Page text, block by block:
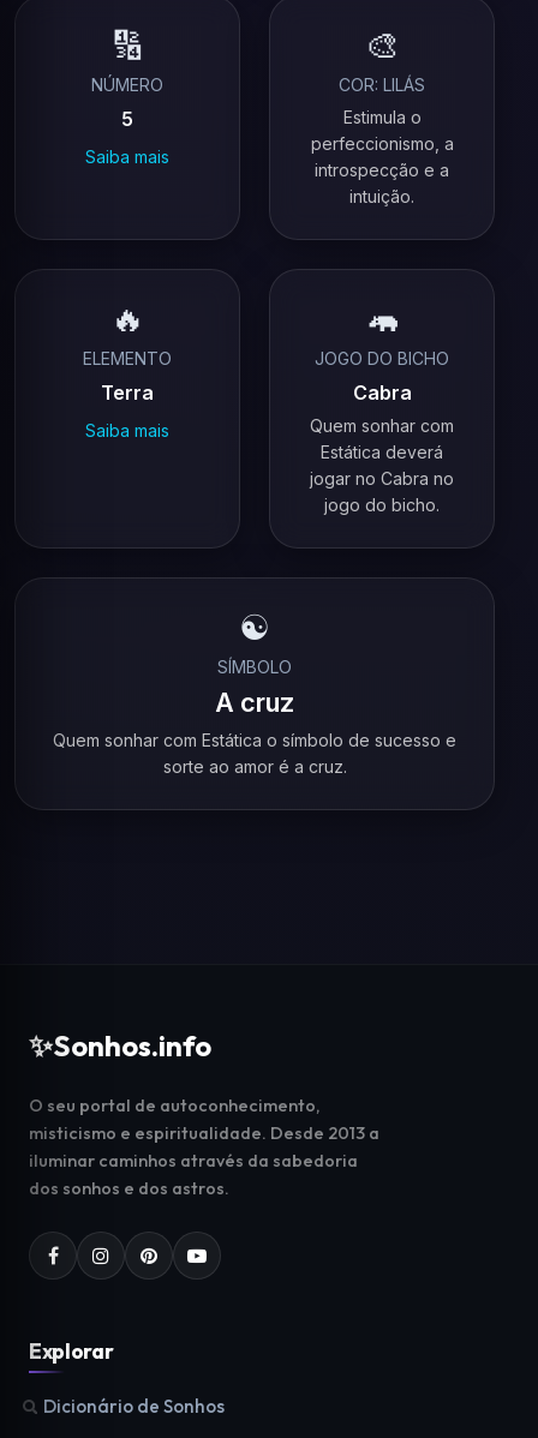
🔢
NÚMERO
5
Saiba mais
🎨
COR: LILÁS
Estimula o
perfeccionismo, a
introspecção e a
intuição.
🔥
ELEMENTO
Terra
Saiba mais
🦛
JOGO DO BICHO
Cabra
Quem sonhar com
Estática deverá
jogar no Cabra no
jogo do bicho.
☯️
SÍMBOLO
A cruz
Quem sonhar com Estática o símbolo de sucesso e
sorte ao amor é a cruz.
✨Sonhos.info
O seu portal de autoconhecimento,
misticismo e espiritualidade. Desde 2013 a
iluminar caminhos através da sabedoria
dos sonhos e dos astros.
Explorar
Dicionário de Sonhos